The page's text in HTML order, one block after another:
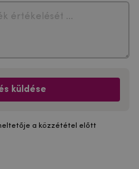
küldése
a közzététel előtt